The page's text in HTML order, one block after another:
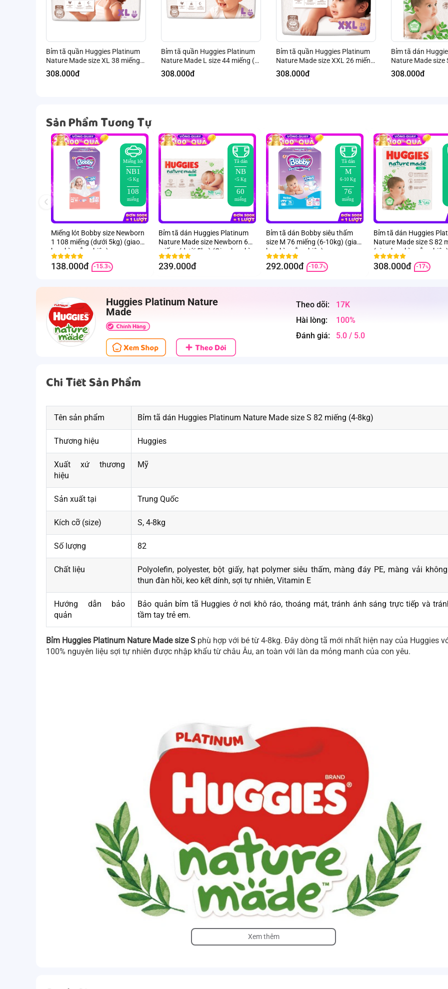
Bỉm tã quần Huggies Platinum
Nature Made size XL 38 miếng
(12-18kg) (giao bao bì ngẫu
nhiên)
308.000đ
Bỉm tã quần Huggies Platinum
Nature Made L size 44 miếng (9-
14kg) (giao bao bì ngẫu nhiên)
308.000đ
Bỉm tã quần Huggies Platinum
Nature Made size XXL 26 miếng
(trên 15kg) (giao bao bì ngẫu
nhiên)
308.000đ
Bỉm tã dán
Nature Made size
(giao bao bì ngẫu
308.000đ
Sản Phẩm Tương Tự
Miếng lót
NB1
<5 Kg
108
miếng
Miếng lót Bobby size Newborn
1 108 miếng (dưới 5kg) (giao
bao bì ngẫu nhiên)
138.000đ -15.3%
Tã dán
NB
<5 Kg
60
miếng
Bỉm tã dán Huggies Platinum
Nature Made size Newborn 60
miếng (dưới 5kg) (Giao bao bì
ngẫu nhiên)
239.000đ
Tã dán
M
6-10 Kg
76
miếng
Bỉm tã dán Bobby siêu thấm
size M 76 miếng (6-10kg) (giao
bao bì ngẫu nhiên)
292.000đ -10.7%
Bỉm tã dán Huggies
Nature Made size S 82
(giao bao bì ngẫu nhiên)
308.000đ -17%
Huggies Platinum Nature
Made
Theo dõi:
17K
Hài lòng:
100%
Đánh giá:
5.0 / 5.0
Chi Tiết Sản Phẩm
Tên sản phẩm Bỉm tã dán Huggies Platinum Nature Made size S 82 miếng (4-8kg)
Thương hiệu Huggies
Xuất xứ thương
hiệu
Mỹ
Sản xuất tại Trung Quốc
Kích cỡ (size) S, 4-8kg
Số lượng 82
Chất liệu
Polyolefin, polyester, bột giấy, hạt polymer siêu thấm, màng đáy PE, màng vải
thun đàn hồi, keo kết dính, sợi tự nhiên, Vitamin E
Hướng dẫn bảo
quản
Bảo quản bỉm tã Huggies ở nơi khô ráo, thoáng mát, tránh ánh sáng trực tiếp và
tầm tay trẻ em.
Bỉm Huggies Platinum Nature Made size S phù hợp với bé từ 4-8kg. Đây dòng tã mới nhất hiện nay của Huggies
100% nguyên liệu sợi tự nhiên được nhập khẩu từ châu Âu, an toàn với làn da mỏng manh của con yêu.
Xem thêm